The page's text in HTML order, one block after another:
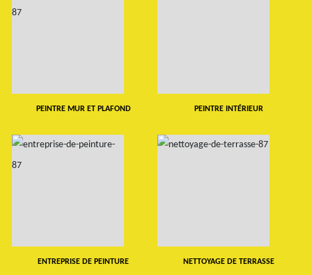
PEINTRE MUR ET PLAFOND PEINTRE INTÉRIEUR
ENTREPRISE DE PEINTURE NETTOYAGE DE TERRASSE